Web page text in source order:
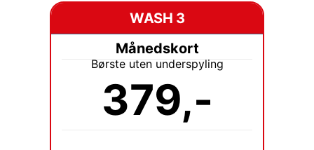
WASH 3
Månedskort
Børste uten underspyling
379,-